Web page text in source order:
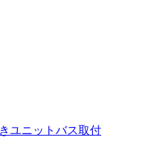
ユニットバス取付